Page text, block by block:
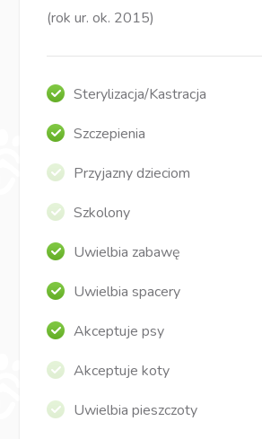
(rok ur. ok. 2015)
Sterylizacja/Kastracja
Szczepienia
Przyjazny dzieciom
Szkolony
Uwielbia zabawę
Uwielbia spacery
Akceptuje psy
Akceptuje koty
Uwielbia pieszczoty